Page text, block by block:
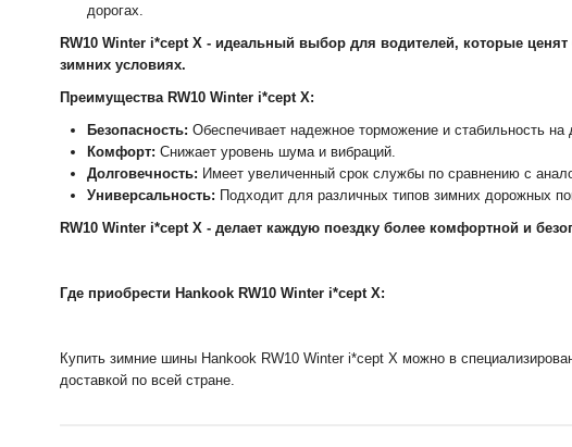
дорогах.
RW10 Winter i*cept X - идеальный выбор для водителей, которые
зимних условиях.
Преимущества RW10 Winter i*cept X:
Безопасность: Обеспечивает надежное торможение и стабильность на
Комфорт: Снижает уровень шума и вибраций.
Долговечность: Имеет увеличенный срок службы по сравнению с
Универсальность: Подходит для различных типов зимних дорожных
RW10 Winter i*cept X - делает каждую поездку более комфортной и
Где приобрести Hankook RW10 Winter i*cept X:
Купить зимние шины Hankook RW10 Winter i*cept X можно в
доставкой по всей стране.